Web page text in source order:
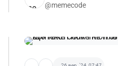
@memecode